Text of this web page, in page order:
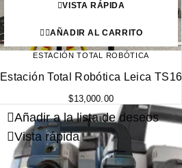
VISTA RÁPIDA
AÑADIR AL CARRITO
ESTACIÓN TOTAL ROBÓTICA
Estación Total Robótica Leica TS16
$13,000.00
Añadir a la lista de deseos
Vista rápida